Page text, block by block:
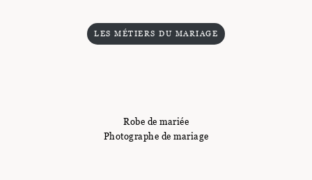
LES MÉTIERS DU MARIAGE
Robe de mariée
Photographe de mariage